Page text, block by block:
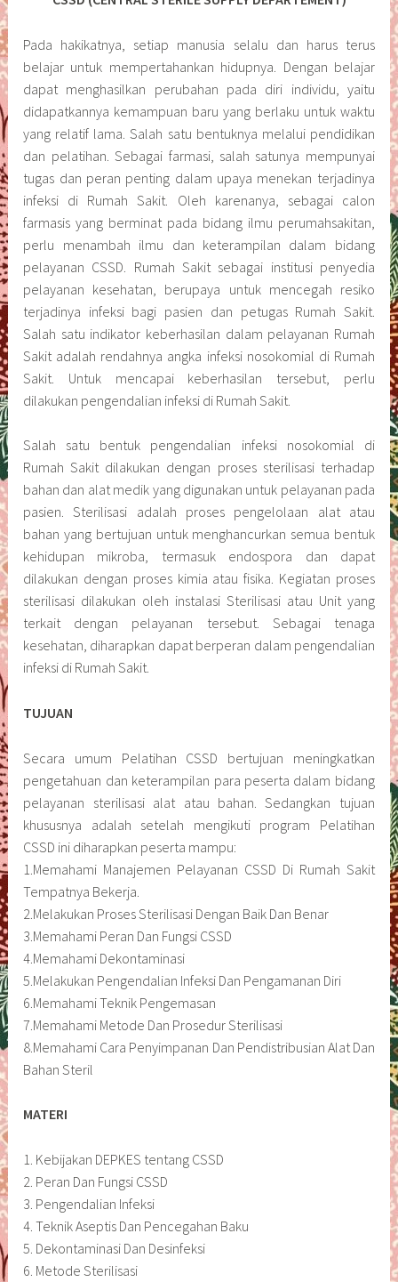
Pada hakikatnya, setiap manusia selalu dan harus terus
belajar untuk mempertahankan hidupnya. Dengan belajar
dapat menghasilkan perubahan pada diri individu, yaitu
didapatkannya kemampuan baru yang berlaku untuk waktu
yang relatif lama. Salah satu bentuknya melalui pendidikan
dan pelatihan. Sebagai farmasi, salah satunya mempunyai
tugas dan peran penting dalam upaya menekan terjadinya
infeksi di Rumah Sakit. Oleh karenanya, sebagai calon
farmasis yang berminat pada bidang ilmu perumahsakitan,
perlu menambah ilmu dan keterampilan dalam bidang
pelayanan CSSD. Rumah Sakit sebagai institusi penyedia
pelayanan kesehatan, berupaya untuk mencegah resiko
terjadinya infeksi bagi pasien dan petugas Rumah Sakit.
Salah satu indikator keberhasilan dalam pelayanan Rumah
Sakit adalah rendahnya angka infeksi nosokomial di Rumah
Sakit. Untuk mencapai keberhasilan tersebut, perlu
dilakukan pengendalian infeksi di Rumah Sakit.
Salah satu bentuk pengendalian infeksi nosokomial di
Rumah Sakit dilakukan dengan proses sterilisasi terhadap
bahan dan alat medik yang digunakan untuk pelayanan pada
pasien. Sterilisasi adalah proses pengelolaan alat atau
bahan yang bertujuan untuk menghancurkan semua bentuk
kehidupan mikroba, termasuk endospora dan dapat
dilakukan dengan proses kimia atau fisika. Kegiatan proses
sterilisasi dilakukan oleh instalasi Sterilisasi atau Unit yang
terkait dengan pelayanan tersebut. Sebagai tenaga
kesehatan, diharapkan dapat berperan dalam pengendalian
infeksi di Rumah Sakit.
TUJUAN
Secara umum Pelatihan CSSD bertujuan meningkatkan
pengetahuan dan keterampilan para peserta dalam bidang
pelayanan sterilisasi alat atau bahan. Sedangkan tujuan
khususnya adalah setelah mengikuti program Pelatihan
CSSD ini diharapkan peserta mampu:
1.Memahami Manajemen Pelayanan CSSD Di Rumah Sakit
Tempatnya Bekerja.
2.Melakukan Proses Sterilisasi Dengan Baik Dan Benar
3.Memahami Peran Dan Fungsi CSSD
4.Memahami Dekontaminasi
5.Melakukan Pengendalian Infeksi Dan Pengamanan Diri
6.Memahami Teknik Pengemasan
7.Memahami Metode Dan Prosedur Sterilisasi
8.Memahami Cara Penyimpanan Dan Pendistribusian Alat Dan
Bahan Steril
MATERI
1. Kebijakan DEPKES tentang CSSD
2. Peran Dan Fungsi CSSD
3. Pengendalian Infeksi
4. Teknik Aseptis Dan Pencegahan Baku
5. Dekontaminasi Dan Desinfeksi
6. Metode Sterilisasi